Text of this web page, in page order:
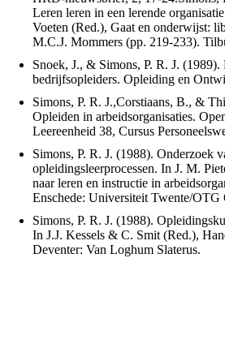
Leren leren in een lerende
Voeten (Red.), Gaat en onderwijst:
M.C.J. Mommers (pp. 219-233).
Snoek, J., & Simons, P. R. J. (1989).
bedrijfsopleiders. Opleiding en
Simons, P. R. J.,Corstiaans, B., &
Opleiden in arbeidsorganisaties.
Leereenheid 38, Cursus
Simons, P. R. J. (1988). Onderzoek
opleidingsleerprocessen. In J. M.
naar leren en instructie in
Enschede: Universiteit Twente/OTG
Simons, P. R. J. (1988).
In J.J. Kessels & C. Smit (Red.),
Deventer: Van Loghum Slaterus.